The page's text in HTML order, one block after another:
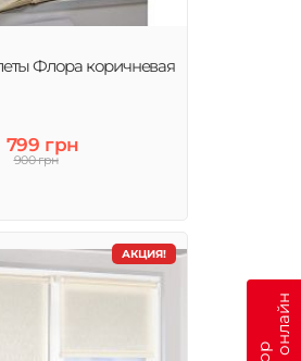
Флора коричневая
799 грн
900 грн
АКЦИЯ!